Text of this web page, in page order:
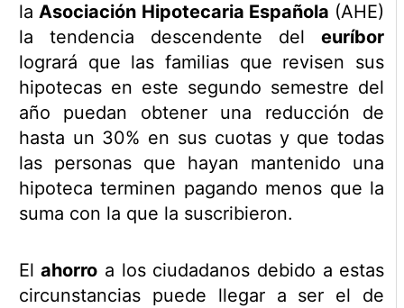
laAsociación Hipotecaria Española (AHE)
la tendencia descendente deleuríbor
logrará que las familias que revisen sus
hipotecas en este segundo semestre del
año puedan obtener una reducción de
hasta un 30% en sus cuotas y que todas
las personas que hayan mantenido una
hipoteca terminen pagando menos que la
suma con la que la suscribieron.
Elahorro a los ciudadanos debido a estas
circunstancias puede llegar a ser el de